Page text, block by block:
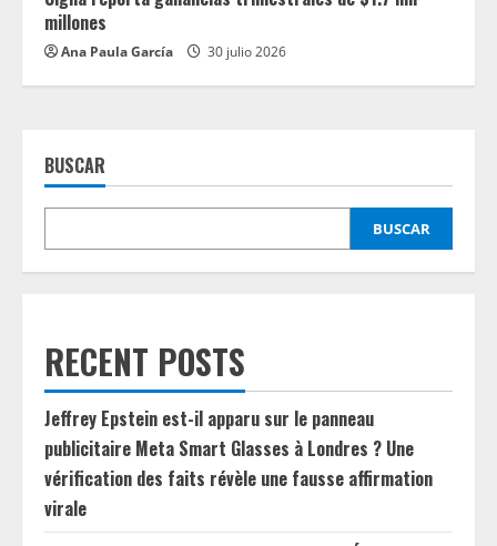
millones
Ana Paula García 30 julio 2026
BUSCAR
BUSCAR
RECENT POSTS
Jeffrey Epstein est-il apparu sur le panneau
publicitaire Meta Smart Glasses à Londres ? Une
vérification des faits révèle une fausse affirmation
virale